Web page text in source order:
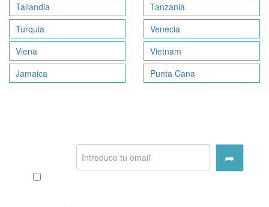
Tailandia
Tanzania
Turquia
Venecia
Viena
Vietnam
Jamaica
Punta Cana
➦